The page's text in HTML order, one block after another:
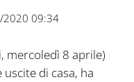
09:34
mercoledì 8 aprile)
di casa, ha